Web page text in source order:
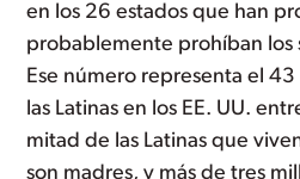
en los 26 estados que han
probablemente prohíban los
Ese número representa el
las Latinas en los EE. UU.
mitad de las Latinas que
son madres, y más de tres